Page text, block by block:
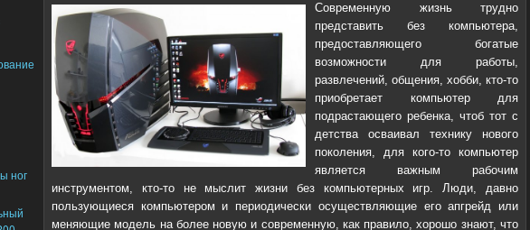
ног
Современную жизнь трудно
представить без компьютера,
предоставляющего богатые
возможности для работы,
развлечений, общения, хобби, кто-то
приобретает компьютер для
подрастающего ребенка, чтоб тот с
детства осваивал технику нового
поколения, для кого-то компьютер
является важным рабочим
инструментом, кто-то не мыслит жизни без компьютерных игр. Люди, давно
пользующиеся компьютером и периодически осуществляющие его апгрейд или
меняющие модель на более новую и современную, как правило, хорошо знают, что